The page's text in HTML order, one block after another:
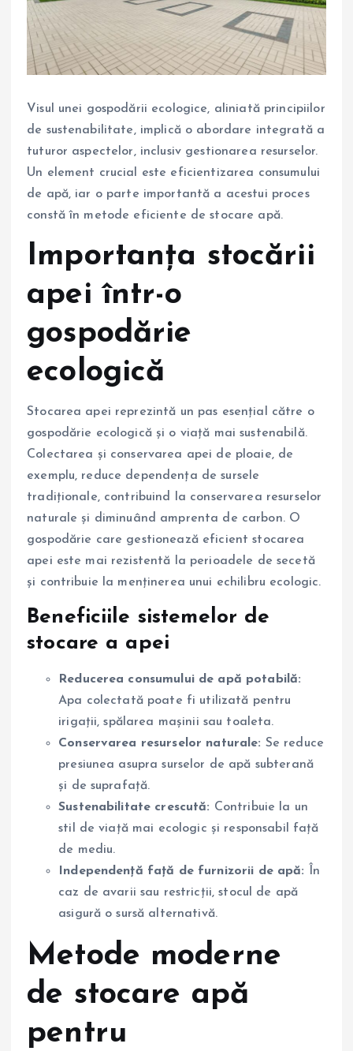
Visul unei gospodării ecologice, aliniată principiilor
de sustenabilitate, implică o abordare integrată a
tuturor aspectelor, inclusiv gestionarea resurselor.
Un element crucial este eficientizarea consumului
de apă, iar o parte importantă a acestui proces
constă în metode eficiente de stocare apă.
Importanța stocării
apei într-o
gospodărie
ecologică
Stocarea apei reprezintă un pas esențial către o
gospodărie ecologică și o viață mai sustenabilă.
Colectarea și conservarea apei de ploaie, de
exemplu, reduce dependența de sursele
tradiționale, contribuind la conservarea resurselor
naturale și diminuând amprenta de carbon. O
gospodărie care gestionează eficient stocarea
apei este mai rezistentă la perioadele de secetă
și contribuie la menținerea unui echilibru ecologic.
Beneficiile sistemelor de
stocare a apei
Reducerea consumului de apă potabilă:
Apa colectată poate fi utilizată pentru
irigații, spălarea mașinii sau toaleta.
Conservarea resurselor naturale: Se reduce
presiunea asupra surselor de apă subterană
și de suprafață.
Sustenabilitate crescută: Contribuie la un
stil de viață mai ecologic și responsabil față
de mediu.
Independență față de furnizorii de apă: În
caz de avarii sau restricții, stocul de apă
asigură o sursă alternativă.
Metode moderne
de stocare apă
pentru